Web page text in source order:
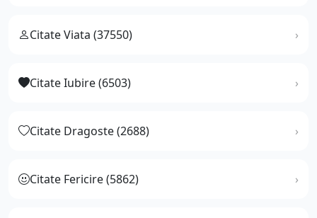
Citate Viata (37550)
Citate Iubire (6503)
Citate Dragoste (2688)
Citate Fericire (5862)